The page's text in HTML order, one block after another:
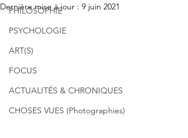
PHILOSOPHIE
PSYCHOLOGIE
ART(S)
FOCUS
ACTUALITÉS & CHRONIQUES
CHOSES VUES (Photographies)
Dernière mise à jour : 9 juin 2021